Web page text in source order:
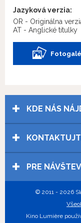
Jazyková verzia:
OR - Originálna
AT - Anglické titulky
KDE NÁS
PRE
© 2011 - 2026
Kino Lumière